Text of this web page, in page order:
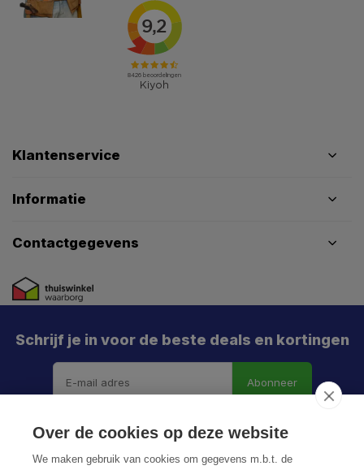
Klantenservice
Informatie
Contactgegevens
Schrijf je in voor de beste deals en kortingen
Abonneer
Over de cookies op deze website
We maken gebruik van cookies om gegevens m.b.t. de